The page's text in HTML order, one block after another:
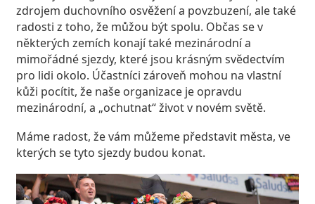
zdrojem duchovního osvěžení a povzbuzení, ale také
radosti z toho, že můžou být spolu. Občas se v
některých zemích konají také mezinárodní a
mimořádné sjezdy, které jsou krásným svědectvím
pro lidi okolo. Účastníci zároveň mohou na vlastní
kůži pocítit, že naše organizace je opravdu
mezinárodní, a „ochutnat“ život v novém světě.
Máme radost, že vám můžeme představit města, ve
kterých se tyto sjezdy budou konat.